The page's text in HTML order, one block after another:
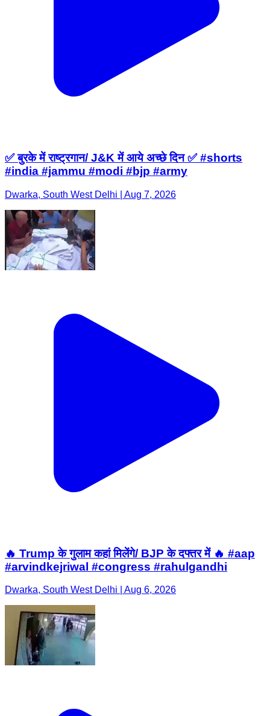
✅ बुरके में राष्ट्रगान/ J&K में आये अच्छे दिन ✅ #shorts
#india #jammu #modi #bjp #army
Dwarka, South West Delhi | Aug 7, 2026
🔥 Trump के गुलाम कहां मिलेंगे/ BJP के दफ्तर में 🔥 #aap
#arvindkejriwal #congress #rahulgandhi
Dwarka, South West Delhi | Aug 6, 2026